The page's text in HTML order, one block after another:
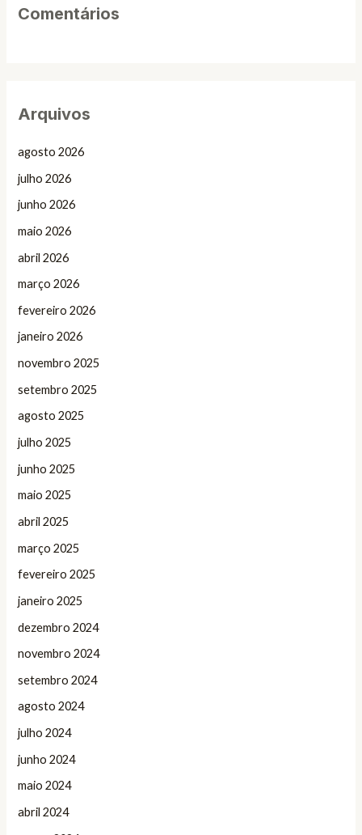
Comentários
Arquivos
agosto 2026
julho 2026
junho 2026
maio 2026
abril 2026
março 2026
fevereiro 2026
janeiro 2026
novembro 2025
setembro 2025
agosto 2025
julho 2025
junho 2025
maio 2025
abril 2025
março 2025
fevereiro 2025
janeiro 2025
dezembro 2024
novembro 2024
setembro 2024
agosto 2024
julho 2024
junho 2024
maio 2024
abril 2024